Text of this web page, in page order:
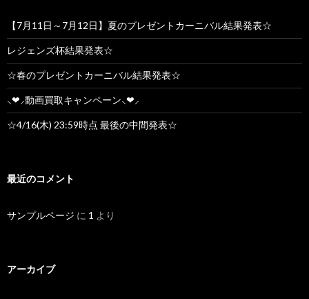
【7月11日～7月12日】夏のプレゼントカーニバル結果発表☆
レジェンズ杯結果発表☆
☆春のプレゼントカーニバル結果発表☆
⸜❤︎⸝動画買取キャンペーン⸜❤︎⸝
☆4/16(木) 23:59時点 最後の中間発表☆
最近のコメント
サンプルページ に 1 より
アーカイブ